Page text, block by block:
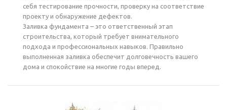
себя тестирование прочности, проверку на соответствие
проекту и обнаружение дефектов.
Заливка фундамента – это ответственный этап
строительства, который требует внимательного
подхода и профессиональных навыков. Правильно
выполненная заливка обеспечит долговечность вашего
дома и спокойствие на многие годы вперед.